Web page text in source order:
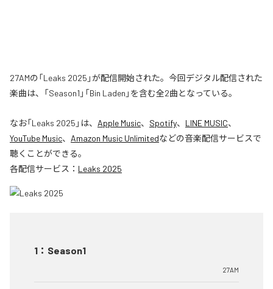
27AMの「Leaks 2025」が配信開始された。今回デジタル配信された
楽曲は、「Season1」「Bin Laden」を含む全2曲となっている。
なお「Leaks 2025 」は、 Apple Music、 Spotify、 LINE MUSIC、
YouTube Music、 Amazon Music Unlimitedなどの音楽配信サービスで
聴くことができる。
各配信サービス： Leaks 2025
1 ： Season1
27AM